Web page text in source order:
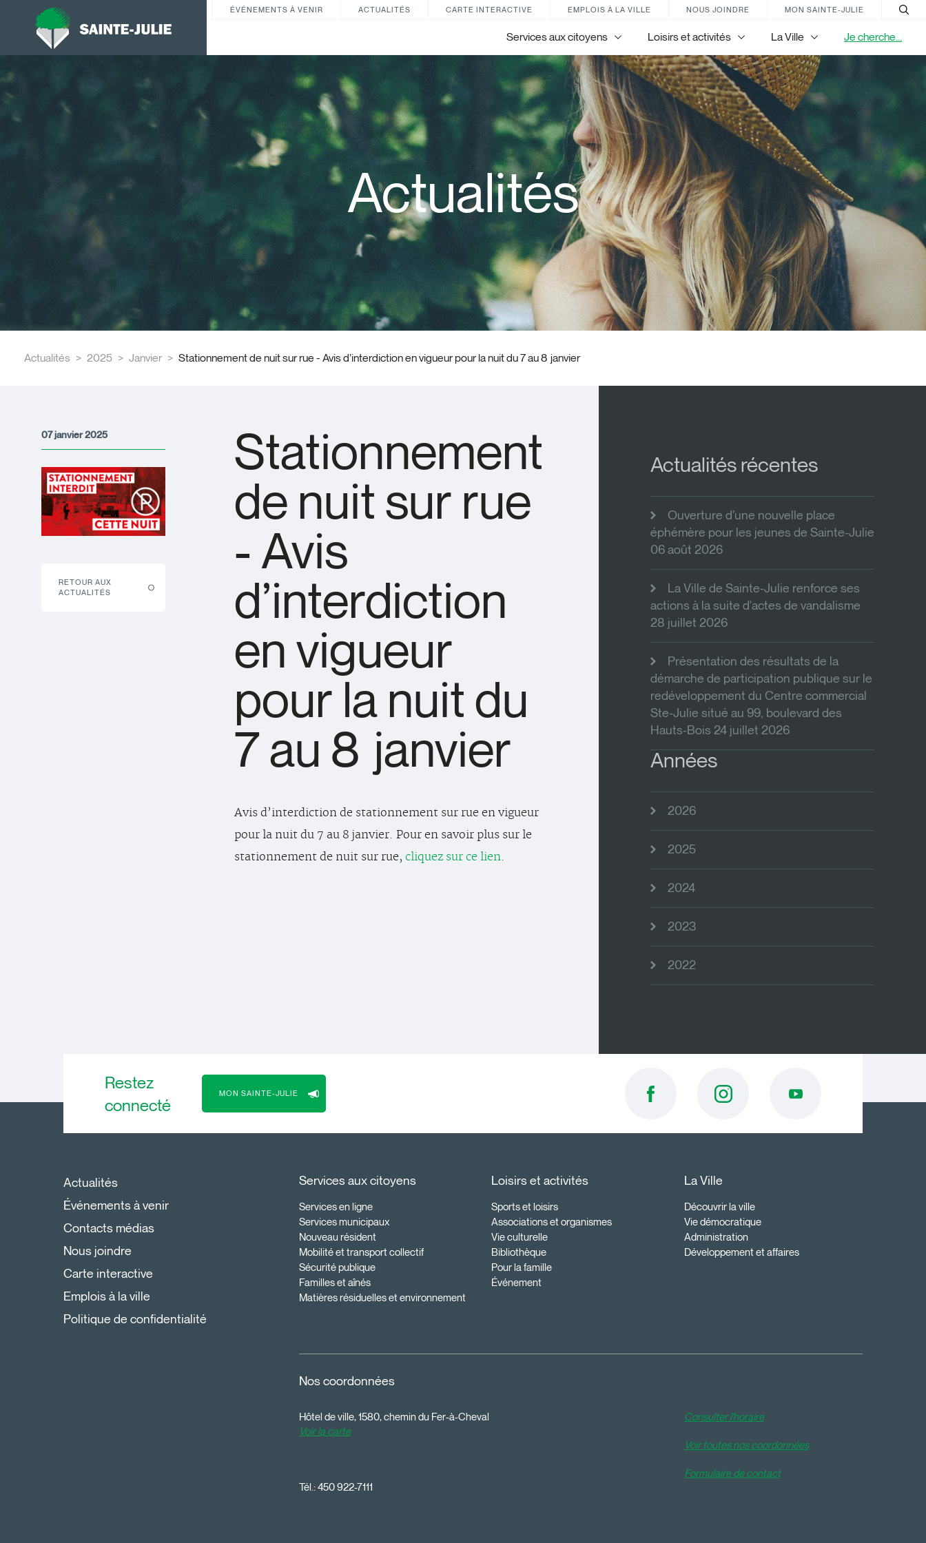
ÉVÉNEMENTS À VENIR ACTUALITÉS CARTE INTERACTIVE EMPLOIS À LA VILLE NOUS JOINDRE MON SAINTE-JULIE
Services aux citoyens Loisirs et activités La Ville Je cherche...
Actualités
Actualités 2025 Janvier Stationnement de nuit sur rue - Avis d’interdiction en vigueur pour la nuit du 7 au 8 janvier
07 janvier 2025
RETOUR AUX
ACTUALITÉS
Stationnement
de nuit sur rue
- Avis
d’interdiction
en vigueur
pour la nuit du
7 au 8 janvier
Avis d’interdiction de stationnement sur rue en vigueur
pour la nuit du 7 au 8 janvier. Pour en savoir plus sur le
stationnement de nuit sur rue, cliquez sur ce lien.
Actualités récentes
Ouverture d’une nouvelle place
éphémère pour les jeunes de Sainte-Julie
06 août 2026
La Ville de Sainte-Julie renforce ses
actions à la suite d'actes de vandalisme
28 juillet 2026
Présentation des résultats de la
démarche de participation publique sur le
redéveloppement du Centre commercial
Ste-Julie situé au 99, boulevard des
Hauts-Bois 24 juillet 2026
Années
2026
2025
2024
2023
2022
Restez
connecté
MON SAINTE-JULIE
Actualités
Événements à venir
Contacts médias
Nous joindre
Carte interactive
Emplois à la ville
Politique de confidentialité
Services aux citoyens
Services en ligne
Services municipaux
Nouveau résident
Mobilité et transport collectif
Sécurité publique
Familles et aînés
Matières résiduelles et environnement
Loisirs et activités
Sports et loisirs
Associations et organismes
Vie culturelle
Bibliothèque
Pour la famille
Événement
La Ville
Découvrir la ville
Vie démocratique
Administration
Développement et affaires
Nos coordonnées
Hôtel de ville, 1580, chemin du Fer-à-Cheval
Voir la carte
Tél.:450 922-7111
Consulter l'horaire
Voir toutes nos coordonnées
Formulaire de contact